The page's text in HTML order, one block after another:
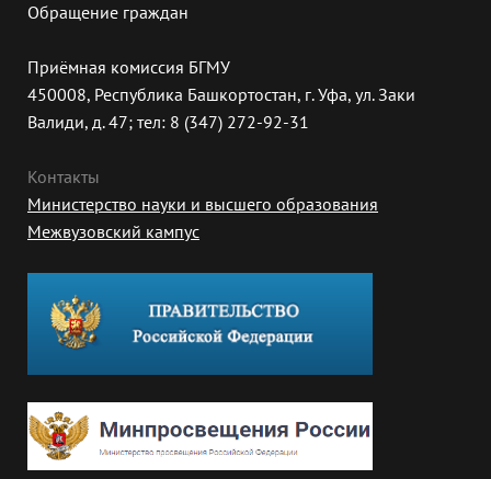
Обращение граждан
Приёмная комиссия БГМУ
450008, Республика Башкортостан, г. Уфа, ул. Заки
Валиди, д. 47; тел: 8 (347) 272-92-31
Контакты
Министерство науки и высшего образования
Межвузовский кампус